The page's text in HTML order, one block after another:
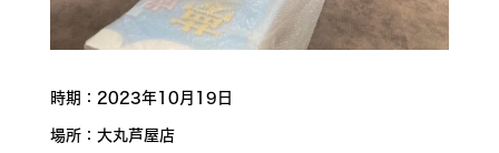
時期：2023年10月19日
場所：大丸芦屋店